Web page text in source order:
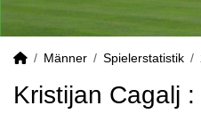
Männer Spielerstatistik
Kristijan Cagalj